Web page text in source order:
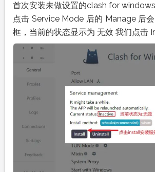
首次安装未做设置的clash for windows
点击 Service Mode 后的 Manage 后
框，当前的状态显示为 无效 我们点击